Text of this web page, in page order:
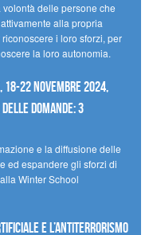
delle persone che
alla propria
i loro sforzi, per
la loro autonomia.
22 novembre 2024,
domande: 3
e la diffusione delle
ed espandere gli sforzi di
Winter School
e l’antiterrorismo